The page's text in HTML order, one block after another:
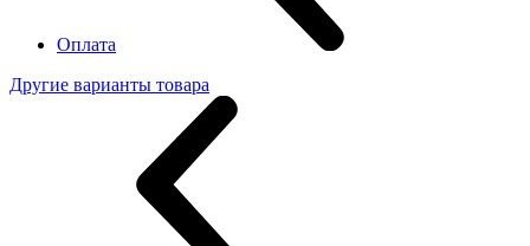
Оплата
Другие варианты товара